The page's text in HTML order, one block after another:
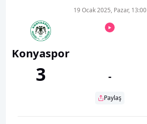
Konyaspor
3
19 Ocak 2025, Pazar, 13:00
-
Paylaş